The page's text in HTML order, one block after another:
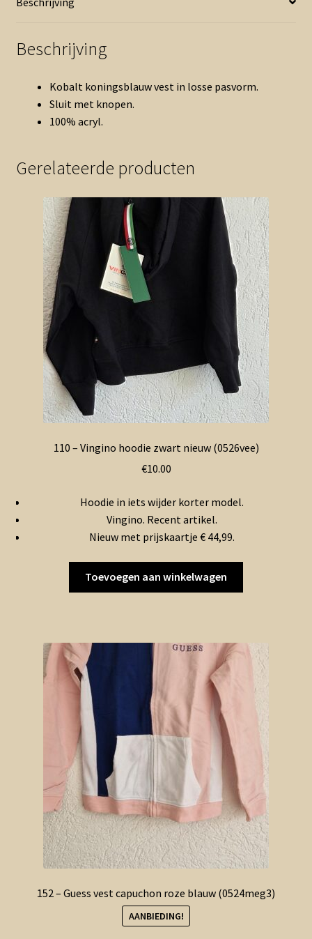
Beschrijving
Kobalt koningsblauw vest in losse pasvorm.
Sluit met knopen.
100% acryl.
Gerelateerde producten
110 – Vingino hoodie zwart nieuw (0526vee)
€10.00
Hoodie in iets wijder korter model.
Vingino. Recent artikel.
Nieuw met prijskaartje € 44,99.
Toevoegen aan winkelwagen
152 – Guess vest capuchon roze blauw (0524meg3)
AANBIEDING!